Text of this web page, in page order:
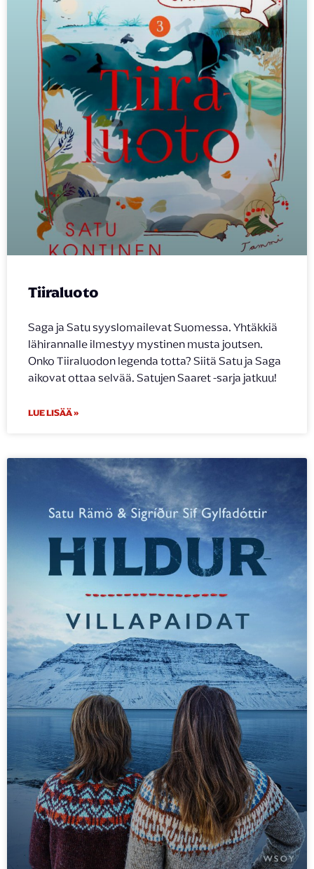
Tiiraluoto
Saga ja Satu syyslomailevat Suomessa. Yhtäkkiä
lähirannalle ilmestyy mystinen musta joutsen.
Onko Tiiraluodon legenda totta? Siitä Satu ja Saga
aikovat ottaa selvää. Satujen Saaret -sarja jatkuu!
LUE LISÄÄ »